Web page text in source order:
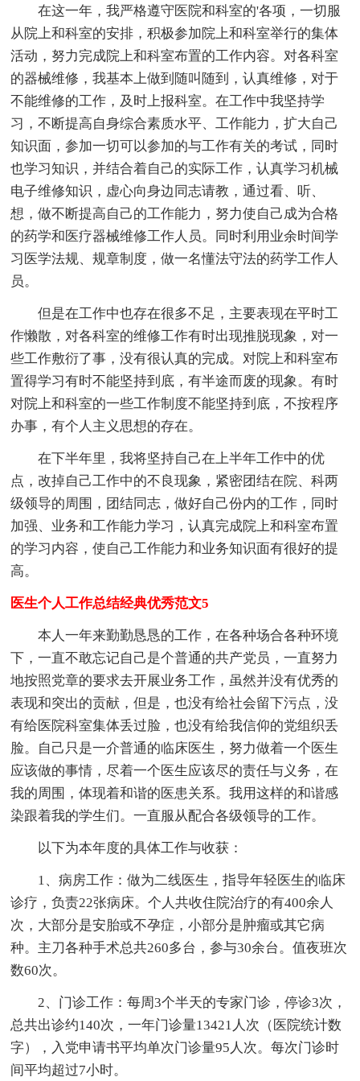
在这一年，我严格遵守医院和科室的'各项，一切服
从院上和科室的安排，积极参加院上和科室举行的集体
活动，努力完成院上和科室布置的工作内容。对各科室
的器械维修，我基本上做到随叫随到，认真维修，对于
不能维修的工作，及时上报科室。在工作中我坚持学
习，不断提高自身综合素质水平、工作能力，扩大自己
知识面，参加一切可以参加的与工作有关的考试，同时
也学习知识，并结合着自己的实际工作，认真学习机械
电子维修知识，虚心向身边同志请教，通过看、听、
想，做不断提高自己的工作能力，努力使自己成为合格
的药学和医疗器械维修工作人员。同时利用业余时间学
习医学法规、规章制度，做一名懂法守法的药学工作人
员。
但是在工作中也存在很多不足，主要表现在平时工
作懒散，对各科室的维修工作有时出现推脱现象，对一
些工作敷衍了事，没有很认真的完成。对院上和科室布
置得学习有时不能坚持到底，有半途而废的现象。有时
对院上和科室的一些工作制度不能坚持到底，不按程序
办事，有个人主义思想的存在。
在下半年里，我将坚持自己在上半年工作中的优
点，改掉自己工作中的不良现象，紧密团结在院、科两
级领导的周围，团结同志，做好自己份内的工作，同时
加强、业务和工作能力学习，认真完成院上和科室布置
的学习内容，使自己工作能力和业务知识面有很好的提
高。
医生个人工作总结经典优秀范文5
本人一年来勤勤恳恳的工作，在各种场合各种环境
下，一直不敢忘记自己是个普通的共产党员，一直努力
地按照党章的要求去开展业务工作，虽然并没有优秀的
表现和突出的贡献，但是，也没有给社会留下污点，没
有给医院科室集体丢过脸，也没有给我信仰的党组织丢
脸。自己只是一介普通的临床医生，努力做着一个医生
应该做的事情，尽着一个医生应该尽的责任与义务，在
我的周围，体现着和谐的医患关系。我用这样的和谐感
染跟着我的学生们。一直服从配合各级领导的工作。
以下为本年度的具体工作与收获：
1、病房工作：做为二线医生，指导年轻医生的临床
诊疗，负责22张病床。个人共收住院治疗的有400余人
次，大部分是安胎或不孕症，小部分是肿瘤或其它病
种。主刀各种手术总共260多台，参与30余台。值夜班次
数60次。
2、门诊工作：每周3个半天的专家门诊，停诊3次，
总共出诊约140次，一年门诊量13421人次（医院统计数
字），入党申请书平均单次门诊量95人次。每次门诊时
间平均超过7小时。